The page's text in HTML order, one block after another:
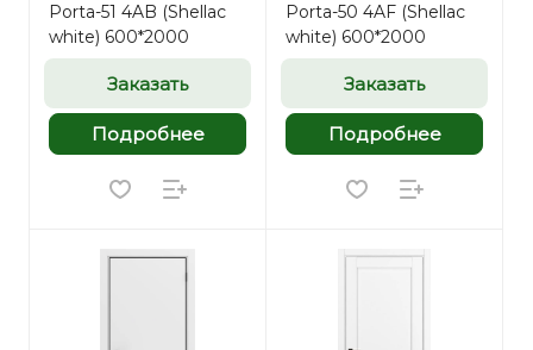
Porta-51 4AB (Shellac
white) 600*2000
Заказать
Подробнее
Porta-50 4AF (Shellac
white) 600*2000
Заказать
Подробнее